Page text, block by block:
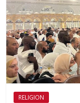
RELIGION